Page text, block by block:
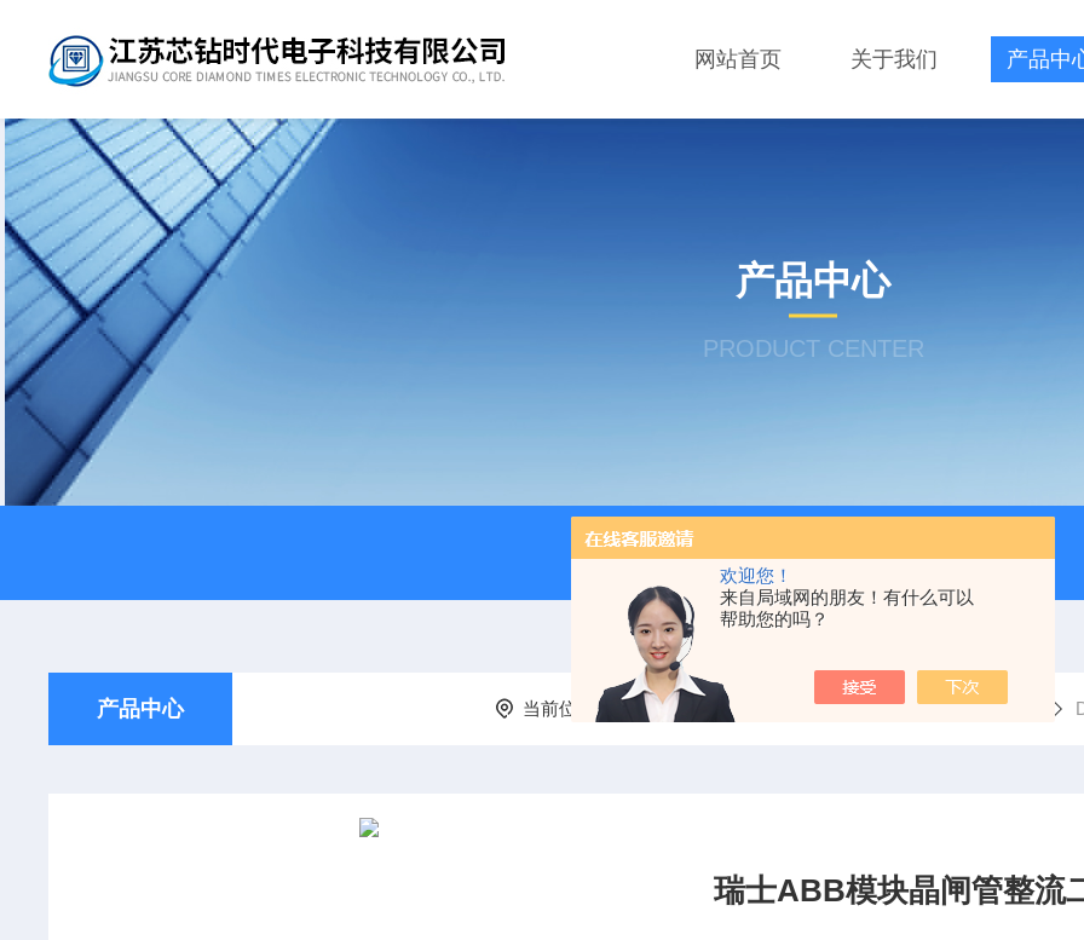
欢迎您！
来自局域网的朋友！有什么可以
帮助您的吗？
网站首页 关于我们 产品中
产品中心
PRODUCT CENTER
产品中心 当前位置： 首页 产品中心 分立半导体模块 晶闸管模块
瑞士ABB模块晶闸管整流